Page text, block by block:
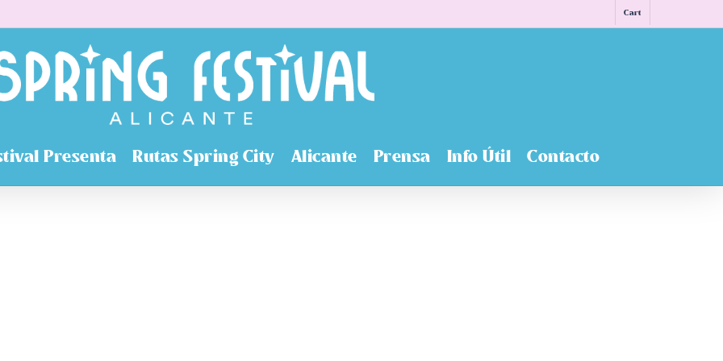
Cart
Presenta Rutas Spring City Alicante Prensa Info Útil Contacto